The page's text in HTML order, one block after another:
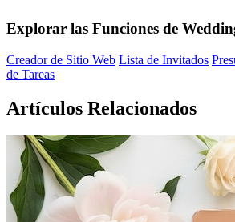
Explorar las Funciones de
Creador de Sitio Web Lista de Invitados
de Tareas
Artículos Relacionados